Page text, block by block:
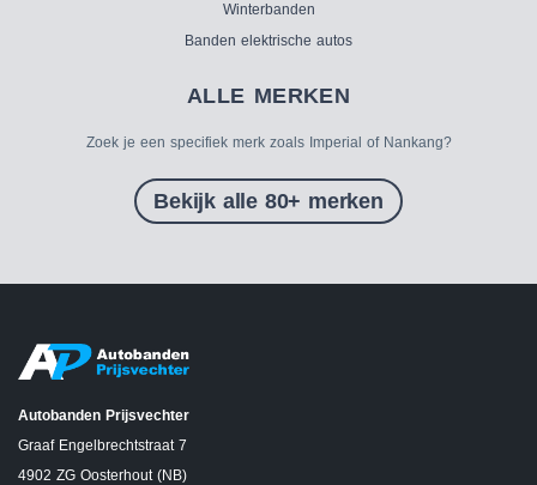
Winterbanden
Banden elektrische autos
ALLE MERKEN
Zoek je een specifiek merk zoals Imperial of Nankang?
Bekijk alle 80+ merken
Autobanden Prijsvechter
Graaf Engelbrechtstraat 7
4902 ZG Oosterhout (NB)